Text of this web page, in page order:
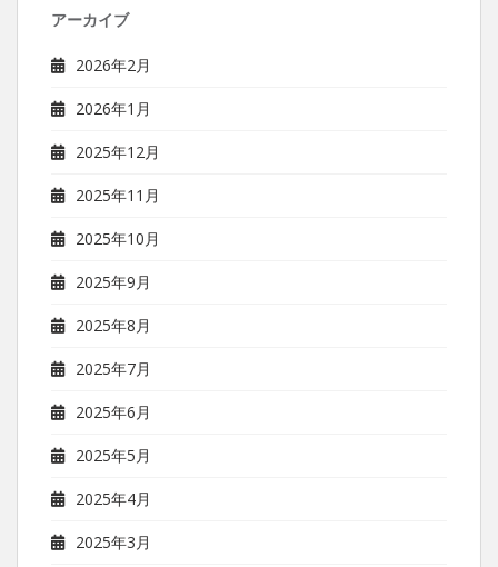
アーカイブ
2026年2月
2026年1月
2025年12月
2025年11月
2025年10月
2025年9月
2025年8月
2025年7月
2025年6月
2025年5月
2025年4月
2025年3月